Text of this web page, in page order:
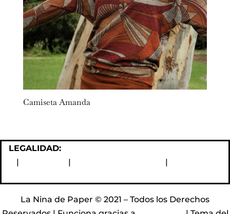
Camiseta Amanda
LEGALIDAD:
|
| |
La Nina de Paper © 2021 – Todos los Derechos